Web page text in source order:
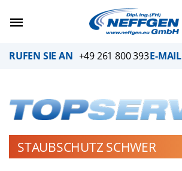
RUFEN SIE AN +49 261 800 393E-MAIL
STAUBSCHUTZ SCHWER